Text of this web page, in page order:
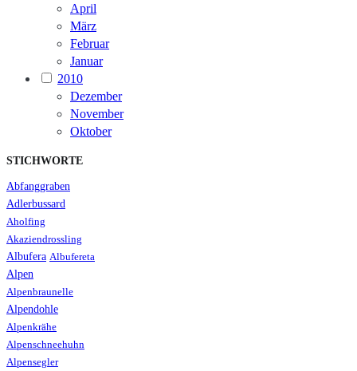
April
März
Februar
Januar
2010
Dezember
November
Oktober
STICHWORTE
Abfanggraben
Adlerbussard
Aholfing
Akaziendrossling
Albufera Albufereta
Alpen
Alpenbraunelle
Alpendohle
Alpenkrähe
Alpenschneehuhn
Alpensegler